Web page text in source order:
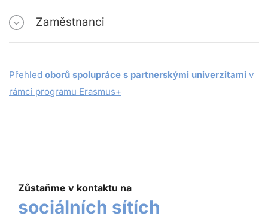
Zaměstnanci
Přehled oborů spolupráce s partnerskými univerzitami v
rámci programu Erasmus+
Zůstaňme v kontaktu na
sociálních sítích